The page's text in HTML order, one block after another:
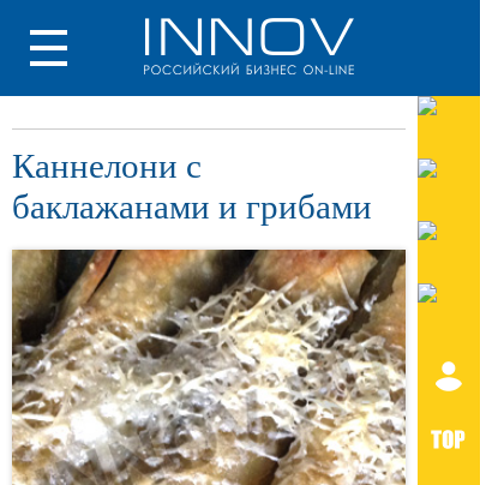
Каннелони с
баклажанами и грибами